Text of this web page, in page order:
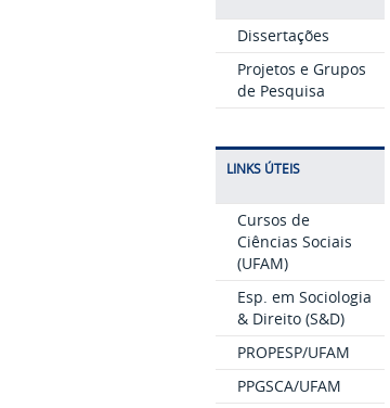
Dissertações
Projetos e Grupos
de Pesquisa
LINKS ÚTEIS
Cursos de
Ciências Sociais
(UFAM)
Esp. em Sociologia
& Direito (S&D)
PROPESP/UFAM
PPGSCA/UFAM